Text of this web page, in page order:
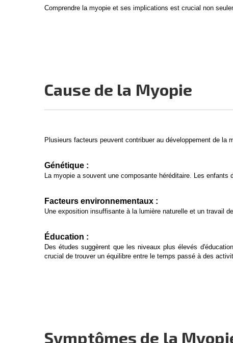
Comprendre la myopie et ses implications est crucial non
Cause de la Myopie
Plusieurs facteurs peuvent contribuer au développement de la
Génétique :
La myopie a souvent une composante héréditaire. Les
Facteurs environnementaux :
Une exposition insuffisante à la lumière naturelle et un travail
Éducation :
Des études suggèrent que les niveaux plus élevés
crucial de trouver un équilibre entre le temps passé à des
Symptômes de la